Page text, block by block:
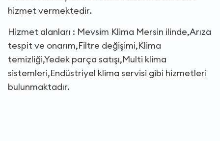
hizmet vermektedir.
Hizmet alanları : Mevsim Klima Mersin ilinde,Arıza
tespit ve onarım,Filtre değişimi,Klima
temizliği,Yedek parça satışı,Multi klima
sistemleri,Endüstriyel klima servisi gibi hizmetleri
bulunmaktadır.